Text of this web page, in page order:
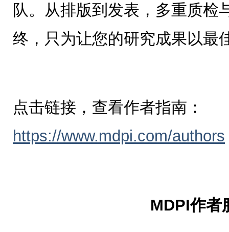
队。从排版到发表，多重质检
终，只为让您的研究成果以最
点击链接，查看作者指南：
https://www.mdpi.com/authors
MDPI作者